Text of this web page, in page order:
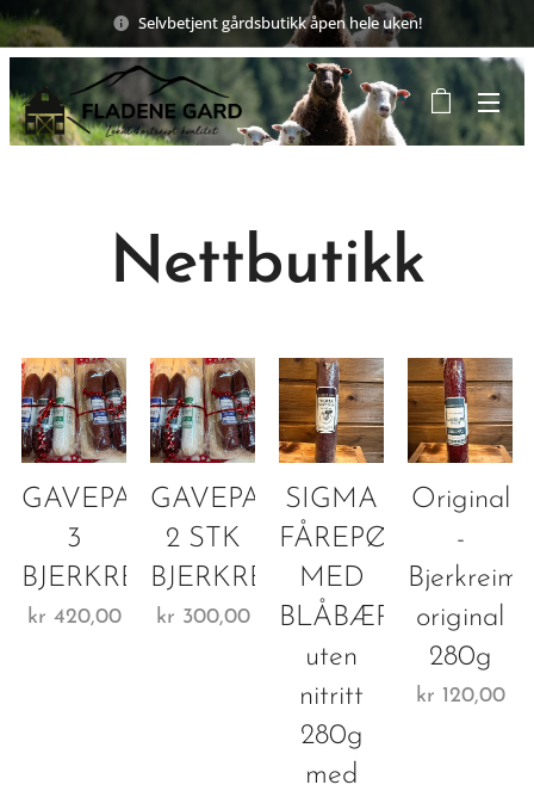
Selvbetjent gårdsbutikk åpen hele uken!
Nettbutikk
GAVEPAKNING
3
BJERKREIMSNABB
kr 420,00
GAVEPAKNING
2 STK
BJERKREIMSNABB
kr 300,00
SIGMA
FÅREPØLSE
MED
BLÅBÆR
uten
nitritt
280g
med
Original
-
original
280g
kr 120,00